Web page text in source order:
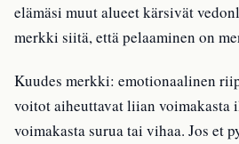
elämäsi muut alueet kärsivät
merkki siitä, että pelaaminen on
Kuudes merkki: emotionaalinen
voitot aiheuttavat liian voimakasta
voimakasta surua tai vihaa. Jos et